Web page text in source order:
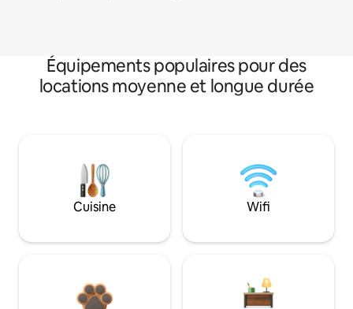
Équipements populaires pour des
locations moyenne et longue durée
Cuisine Wifi